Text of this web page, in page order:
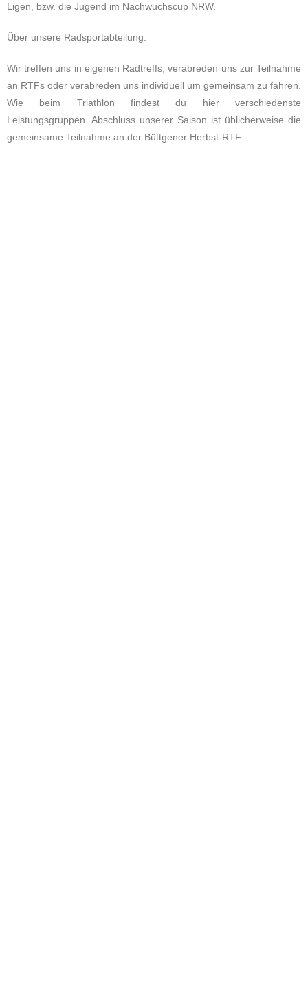
Ligen, bzw. die Jugend im Nachwuchscup NRW.
Über unsere Radsportabteilung:
Wir treffen uns in eigenen Radtreffs, verabreden uns zur Teilnahme
an RTFs oder verabreden uns individuell um gemeinsam zu fahren.
Wie beim Triathlon findest du hier verschiedenste
Leistungsgruppen. Abschluss unserer Saison ist üblicherweise die
gemeinsame Teilnahme an der Büttgener Herbst-RTF.